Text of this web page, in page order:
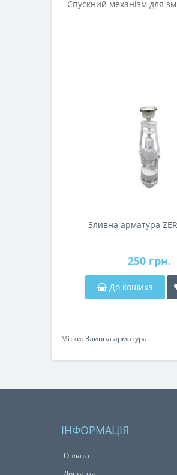
Спускний механізм для
Зливна арматура
250 грн.
До кошика
Мітки:Зливна арматура
ІНФОРМАЦІЯ
Оплата